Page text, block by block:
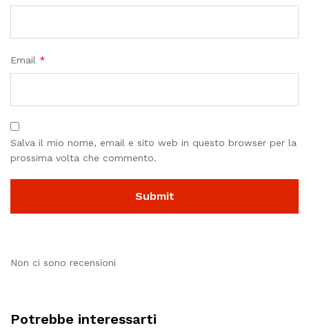
Email *
Salva il mio nome, email e sito web in questo browser per la
prossima volta che commento.
Non ci sono recensioni
Potrebbe interessarti